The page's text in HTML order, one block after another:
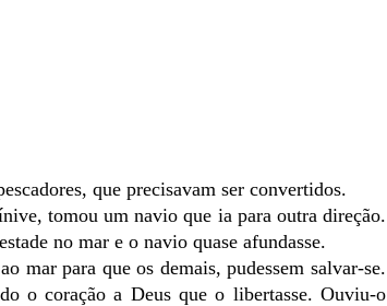
que precisavam ser convertidos.
tomou um navio que ia para outra direção.
no mar e o navio quase afundasse.
mar para que os demais, pudessem salvar-se.
o coração a Deus que o libertasse. Ouviu-o